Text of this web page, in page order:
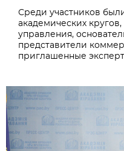
Среди участников
академических
управления,
представители
приглашенные